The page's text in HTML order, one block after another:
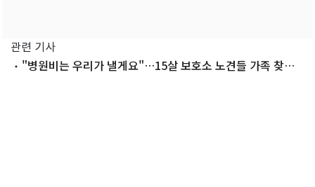
관련 기사
"병원비는 우리가 낼게요"…15살 보호소 노견들 가족 찾기